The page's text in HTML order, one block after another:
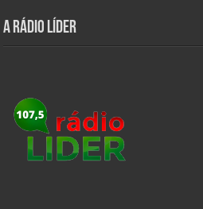
A Rádio Líder